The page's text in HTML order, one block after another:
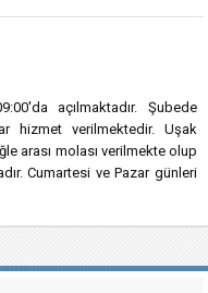
açılmaktadır. Şubede
hizmet verilmektedir. Uşak
arası molası verilmekte olup
Cumartesi ve Pazar günleri